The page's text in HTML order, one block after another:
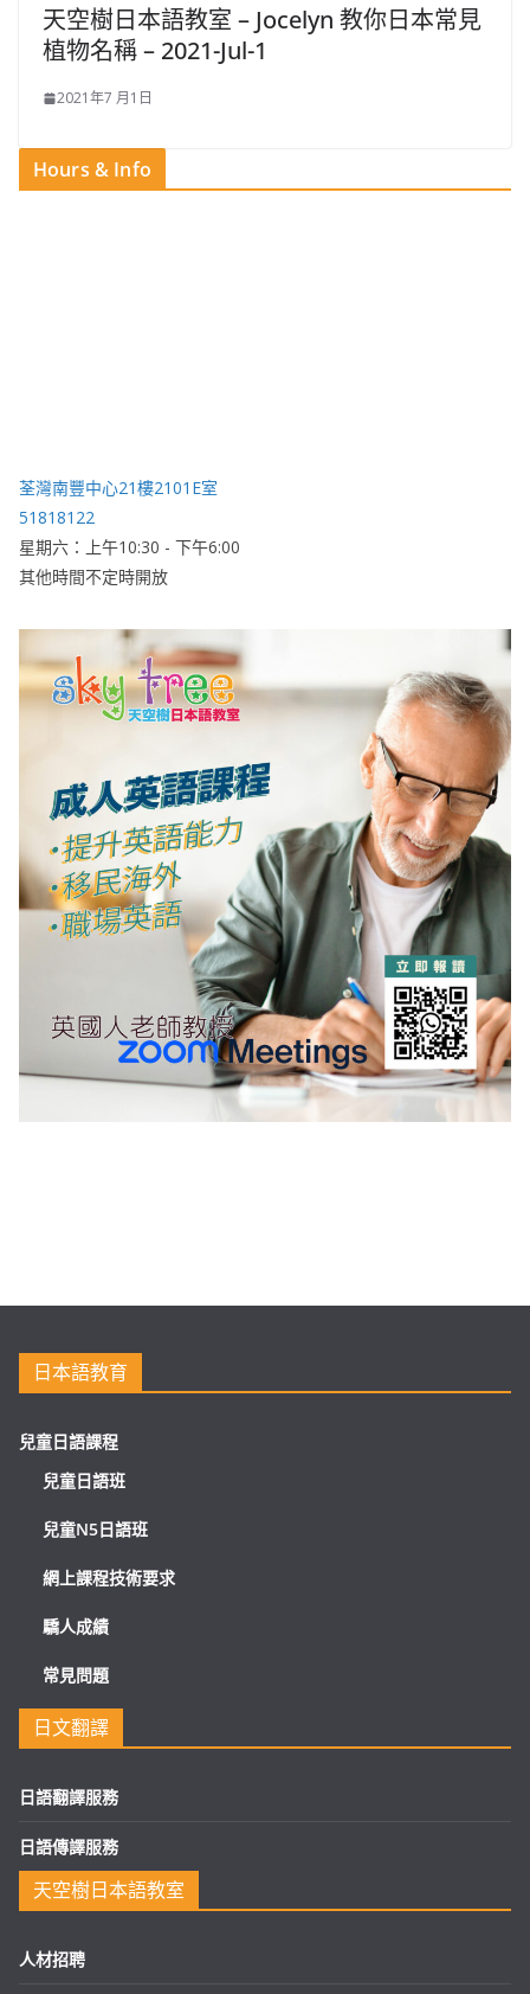
天空樹日本語教室 – Jocelyn​ 教你日本常見
植物名稱 – 2021-Jul-1
2021年7 月1日
Hours & Info
荃灣南豐中心21樓2101E室
51818122
星期六：上午10:30 - 下午6:00
其他時間不定時開放
日本語教育
兒童日語課程
兒童日語班
兒童N5日語班
網上課程技術要求
驕人成績
常見問題
日文翻譯
日語翻譯服務
日語傳譯服務
天空樹日本語教室
人材招聘